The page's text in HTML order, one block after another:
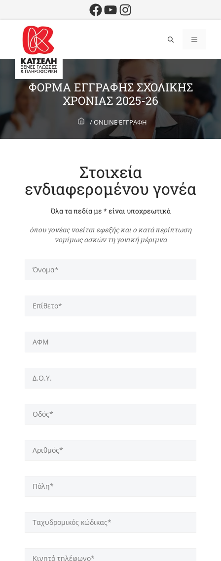
περιεχόμενο
Facebook
YouTube
Instagram
Επικοινωνήστε μαζί μας
info@katseli.gr
Μενού
ΦΟΡΜΑ ΕΓΓΡΑΦΗΣ ΣΧΟΛΙΚΗΣ
ΧΡΟΝΙΑΣ 2025-26
/ONLINE ΕΓΓΡΑΦΗ
Στοιχεία
ενδιαφερομένου γονέα
Όλα τα πεδία με * είναι υποχρεωτικά
όπου γονέας νοείται εφεξής και ο κατά περίπτωση
νομίμως ασκών τη γονική μέριμνα